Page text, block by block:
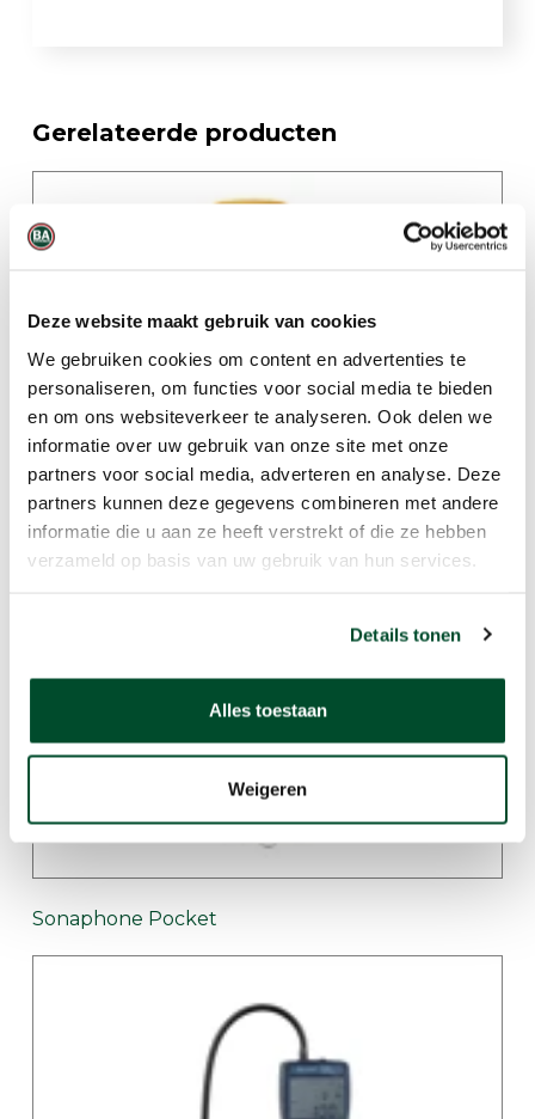
Deze website maakt gebruik van cookies
We gebruiken cookies om content en advertenties te
personaliseren, om functies voor social media te bieden
en om ons websiteverkeer te analyseren. Ook delen we
informatie over uw gebruik van onze site met onze
partners voor social media, adverteren en analyse. Deze
partners kunnen deze gegevens combineren met andere
informatie die u aan ze heeft verstrekt of die ze hebben
verzameld op basis van uw gebruik van hun services.
Details tonen
Alles toestaan
Weigeren
Gerelateerde producten
ToxiRAE Pro LEL
Sonaphone Pocket